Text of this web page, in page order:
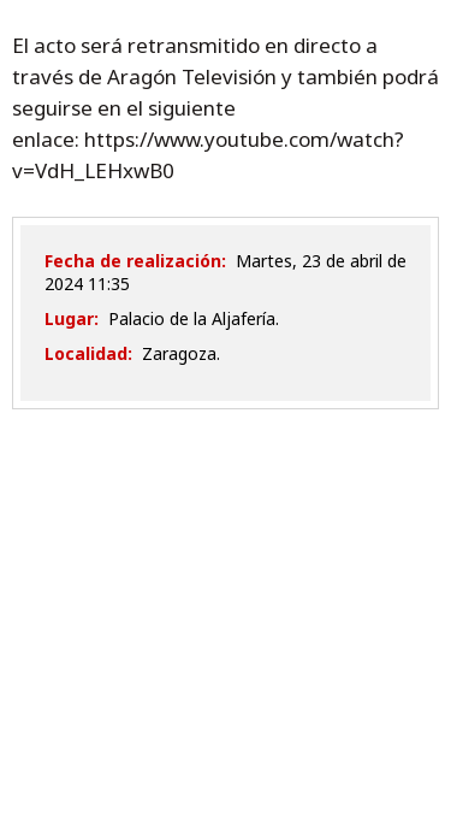
El acto será retransmitido en directo a
través de Aragón Televisión y también podrá
seguirse en el siguiente
enlace: https://www.youtube.com/watch?
v=VdH_LEHxwB0
Fecha de realización: martes, 23 de abril de
2024 11:35
Lugar: Palacio de la Aljafería.
Localidad: Zaragoza.